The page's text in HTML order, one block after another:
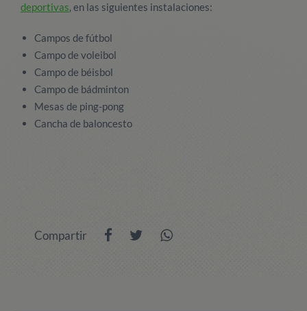
deportivas, en las siguientes instalaciones:
Campos de fútbol
Campo de voleibol
Campo de béisbol
Campo de bádminton
Mesas de ping-pong
Cancha de baloncesto
Compartir